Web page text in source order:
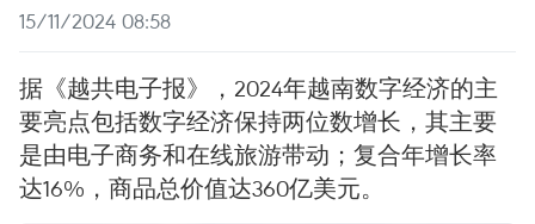
15/11/2024 08:58
据《越共电子报》，2024年越南数字经济的主
要亮点包括数字经济保持两位数增长，其主要
是由电子商务和在线旅游带动；复合年增长率
达16%，商品总价值达360亿美元。